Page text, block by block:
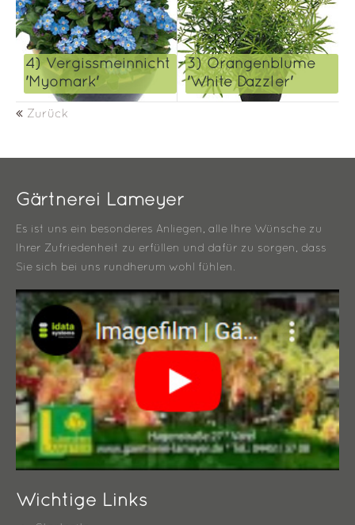
4) Vergissmeinnicht
'Myomark'
3) Orangenblume
'White Dazzler'
Zurück
Gärtnerei Lameyer
Es ist uns ein besonderes Anliegen, alle Ihre Wünsche zu
Ihrer Zufriedenheit zu erfüllen und dafür zu sorgen, dass
Sie sich bei uns rundherum wohl fühlen.
Wichtige Links